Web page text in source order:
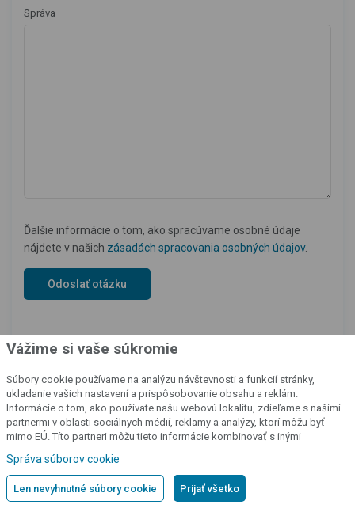
Správa
Ďalšie informácie o tom, ako spracúvame osobné údaje
nájdete v našich zásadách spracovania osobných údajov.
Náš katalóg produktov
Vážime si vaše súkromie
Súbory cookie používame na analýzu návštevnosti a funkcií stránky,
ukladanie vašich nastavení a prispôsobovanie obsahu a reklám.
Informácie o tom, ako používate našu webovú lokalitu, zdieľame s našimi
partnermi v oblasti sociálnych médií, reklamy a analýzy, ktorí môžu byť
mimo EÚ. Títo partneri môžu tieto informácie kombinovať s inými
používania ich služieb.Podrobné informácie
Správa súborov cookie
Len nevyhnutné súbory cookie Prijať všetko